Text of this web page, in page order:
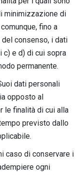
minimizzazione di
fino a
consenso, i dati
c) e d) di cui sopra
permanente.
dati personali
opposto al
le finalità di cui alla
previsto dallo
caso di conservare i
ogni